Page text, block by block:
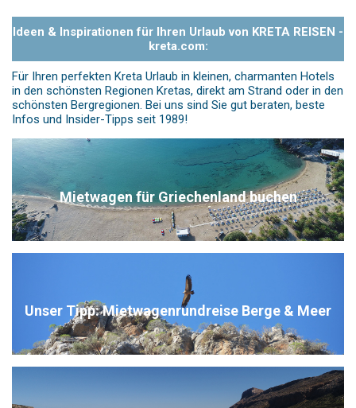
Ideen & Inspirationen für Ihren Urlaub von KRETA REISEN -
kreta.com:
Für Ihren perfekten Kreta Urlaub in kleinen, charmanten Hotels
in den schönsten Regionen Kretas, direkt am Strand oder in den
schönsten Bergregionen. Bei uns sind Sie gut beraten, beste
Infos und Insider-Tipps seit 1989!
Mietwagen für Griechenland buchen
Unser Tipp: Mietwagenrundreise Berge & Meer